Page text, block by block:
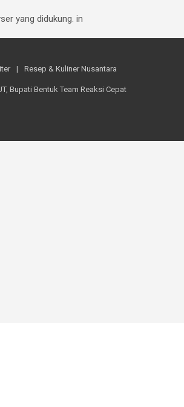
yang didukung. in
Resep & Kuliner Nusantara
Bupati Bentuk Team Reaksi Cepat